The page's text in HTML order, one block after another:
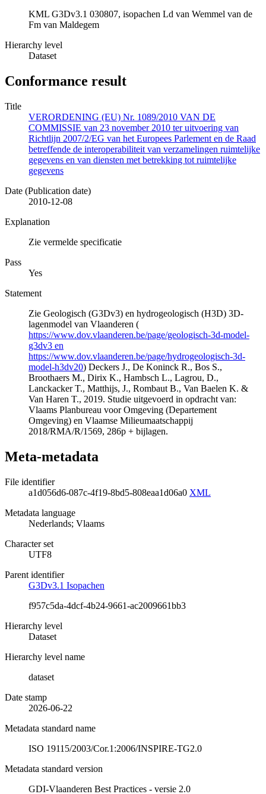
KML G3Dv3.1 030807, isopachen Ld van Wemmel van de
Fm van Maldegem
Hierarchy level
Dataset
Conformance result
Title
VERORDENING (EU) Nr. 1089/2010 VAN DE
COMMISSIE van 23 november 2010 ter uitvoering van
Richtlijn 2007/2/EG van het Europees Parlement en de Raad
betreffende de interoperabiliteit van verzamelingen ruimtelijke
gegevens en van diensten met betrekking tot ruimtelijke
gegevens
Date (Publication date)
2010-12-08
Explanation
Zie vermelde specificatie
Pass
Yes
Statement
Zie Geologisch (G3Dv3) en hydrogeologisch (H3D) 3D-
lagenmodel van Vlaanderen (
https://www.dov.vlaanderen.be/page/geologisch-3d-model-
g3dv3 en
https://www.dov.vlaanderen.be/page/hydrogeologisch-3d-
model-h3dv20) Deckers J., De Koninck R., Bos S.,
Broothaers M., Dirix K., Hambsch L., Lagrou, D.,
Lanckacker T., Matthijs, J., Rombaut B., Van Baelen K. &
Van Haren T., 2019. Studie uitgevoerd in opdracht van:
Vlaams Planbureau voor Omgeving (Departement
Omgeving) en Vlaamse Milieumaatschappij
2018/RMA/R/1569, 286p + bijlagen.
Meta-metadata
File identifier
a1d056d6-087c-4f19-8bd5-808eaa1d06a0 XML
Metadata language
Nederlands; Vlaams
Character set
UTF8
Parent identifier
G3Dv3.1 Isopachen
f957c5da-4dcf-4b24-9661-ac2009661bb3
Hierarchy level
Dataset
Hierarchy level name
dataset
Date stamp
2026-06-22
Metadata standard name
ISO 19115/2003/Cor.1:2006/INSPIRE-TG2.0
Metadata standard version
GDI-Vlaanderen Best Practices - versie 2.0